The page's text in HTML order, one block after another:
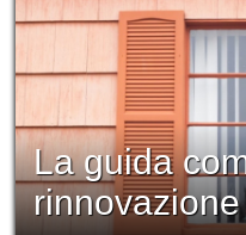
La guida